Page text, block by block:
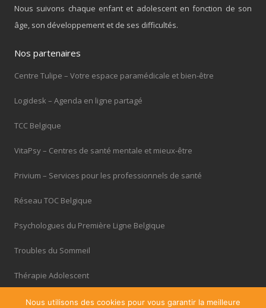
Nous suivons chaque enfant et adolescent en fonction de son
âge, son développement et de ses difficultés.
Nos partenaires
Centre Tulipe – Votre espace paramédicale et bien-être
Logidesk – Agenda en ligne partagé
TCC Belgique
VitaPsy – Centres de santé mentale et mieux-être
Privium – Services pour les professionnels de santé
Réseau TOC Belgique
Psychologues du Première Ligne Belgique
Troubles du Sommeil
Thérapie Adolescent
Cabinets à louer / à partager
Nous utilisons des cookies pour vous garantir la meilleure